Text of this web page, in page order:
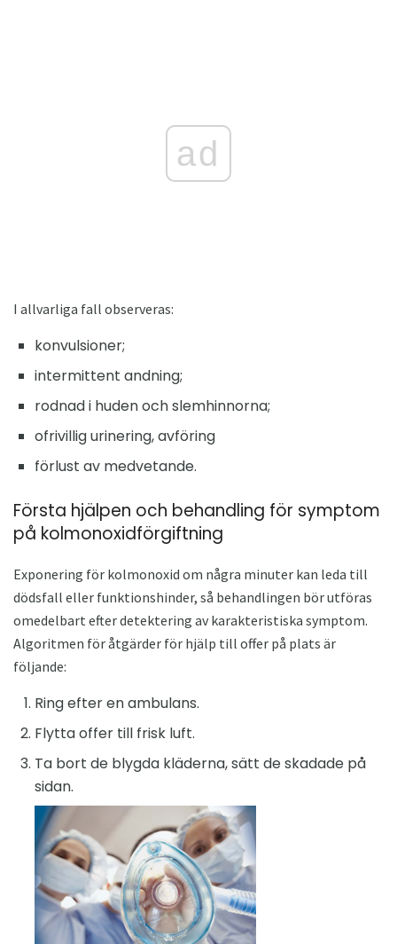
ad
I allvarliga fall observeras:
konvulsioner;
intermittent andning;
rodnad i huden och slemhinnorna;
ofrivillig urinering, avföring
förlust av medvetande.
Första hjälpen och behandling för symptom
på kolmonoxidförgiftning
Exponering för kolmonoxid om några minuter kan leda till
dödsfall eller funktionshinder, så behandlingen bör utföras
omedelbart efter detektering av karakteristiska symptom.
Algoritmen för åtgärder för hjälp till offer på plats är
följande:
Ring efter en ambulans.
Flytta offer till frisk luft.
Ta bort de blygda kläderna, sätt de skadade på
sidan.